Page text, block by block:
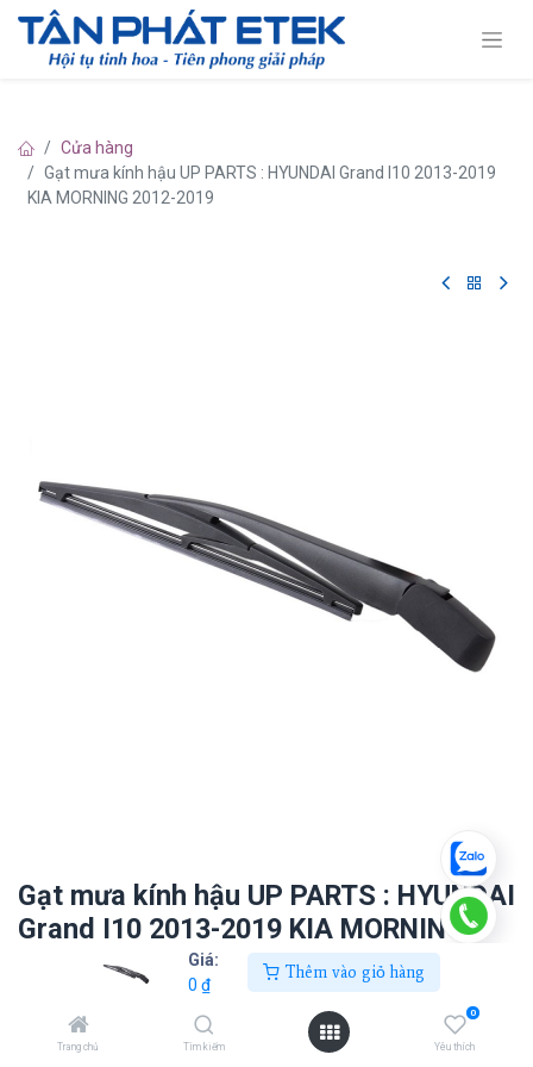
Giá:
0 ₫
Thêm vào giỏ hàng
Trang chủ Tìm kiếm
0
Yêu thích
Cửa hàng
Gạt mưa kính hậu UP PARTS : HYUNDAI Grand I10 2013-2019
KIA MORNING 2012-2019
Gạt mưa kính hậu UP PARTS : HYUNDAI
Grand I10 2013-2019 KIA MORNING
2012-2019